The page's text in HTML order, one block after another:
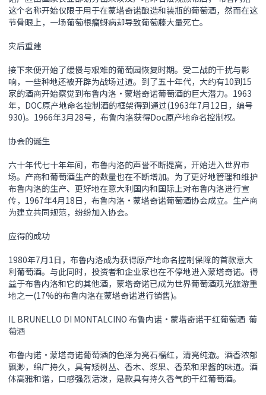
这个名称开始仅限于用于在蒙塔奇诺酿造和装瓶的葡萄酒，然而在这
节骨眼上，一场葡萄根瘤蚜病却导致葡萄藤大量死亡。
灾后重建
接下来便开始了缓慢与艰难的葡萄园恢复时期。受二战的干扰与影
响，一些种地还被开辟为战场过道。到了五十年代，大约有10到15
家的酒商开始察觉到布鲁内洛•蒙塔奇诺葡萄酒的巨大潜力。1963
年，DOC原产地命名控制酒的框架得到通过(1963年7月12日，编号
930)。1966年3月28号，布鲁内洛获得Doc原产地命名控制权。
协会的诞生
六十年代七十年年间，布鲁内洛的声誉不断提高，开始进入世界市
场。产商和葡萄酒生产的数量也在不断增加。为了更好地管理和维护
布鲁内洛的生产、更好地在意大利国内和国际上对布鲁内洛进行宣
传，1967年4月18日，布鲁内洛•蒙塔奇诺葡萄酒协会成立。生产商
为建立共同规范，纷纷加入协会。
应得的成功
1980年7月1日，布鲁内洛成为获得原产地命名控制保障的首款意大
利葡萄酒。与此同时，投资者和企业家也在不停地进入蒙塔奇诺。得
益于布鲁内洛和它的其他酒，蒙塔奇诺已成为世界葡萄酒观光旅游重
地之一(17%的布鲁内洛在蒙塔奇诺进行销售)。
IL BRUNELLO DI MONTALCINO 布鲁内诺•蒙塔奇诺干红葡萄酒 葡
萄酒
布鲁内诺•蒙塔奇诺葡萄酒的色泽为亮石榴红，清亮纯澈。酒香浓郁
飘渺，绵广持久，具有矮树丛、香木、浆果、香菜和果酱的味道。酒
体高雅和谐，口感强烈活泼，是款具有持久香气的干红葡萄酒。